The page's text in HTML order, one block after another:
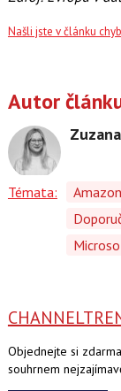
Našli jste v článku
Autor
Témata: Amazon
Objednejte si
souhrnem